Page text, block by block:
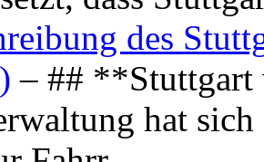
des
– ## **Stuttgart
hat